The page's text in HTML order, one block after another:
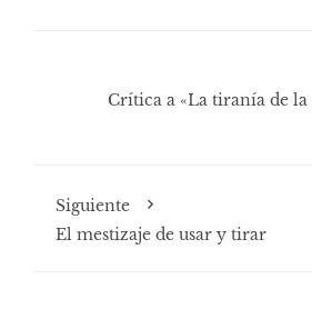
Crítica a «La tiranía de
Siguiente
El mestizaje de usar y tirar